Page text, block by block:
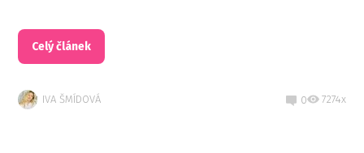
Celý článek
IVA ŠMÍDOVÁ 0 7274x